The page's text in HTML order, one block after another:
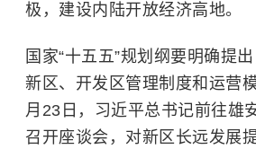
极，建设内陆开放经济高地。
国家“十五五”规划纲要明确提
新区、开发区管理制度和运营
月23日，习近平总书记前往雄
召开座谈会，对新区长远发展